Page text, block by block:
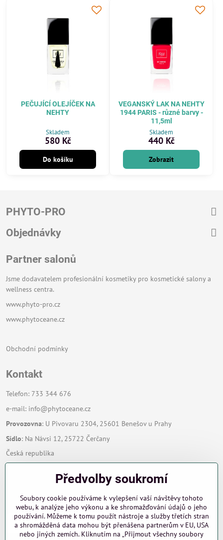
PEČUJÍCÍ OLEJÍČEK NA
NEHTY
Skladem
580 Kč
Do košíku
VEGANSKÝ LAK NA NEHTY
1944 PARIS - různé barvy -
11,5ml
Skladem
440 Kč
Zobrazit
PHYTO-PRO
Objednávky
Partner salonů
Jsme dodavatelem profesionální kosmetiky pro kosmetické salony a
wellness centra.
www.phyto-pro.cz
www.phytoceane.cz
Obchodní podmínky
Kontakt
Telefon: 733 344 676
e-mail: info@phytoceane.cz
Provozovna: U Pivovaru 2304, 25601 Benešov u Prahy
Sídlo: Na Návsi 12, 25722 Čerčany
Česká republika
Zavoláme Vám zpět
Váš telefon *
Předvolby soukromí
Soubory cookie používáme k vylepšení vaší návštěvy tohoto
webu, k analýze jeho výkonu a ke shromažďování údajů o jeho
používání. Můžeme k tomu použít nástroje a služby třetích stran
a shromážděná data mohou být přenášena partnerům v EU, USA
nebo jiných zemích. Kliknutím na „Přijmout všechny soubory